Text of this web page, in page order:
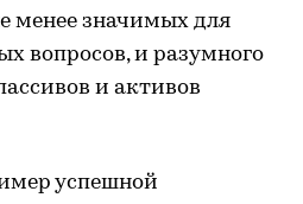
менее значимых для
вопросов, и разумного
и активов
успешной